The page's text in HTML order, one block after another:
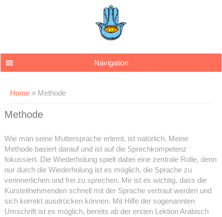
Navigation
Home » Methode
Methode
Wie man seine Muttersprache erlernt, ist natürlich. Meine
Methode basiert darauf und ist auf die Sprechkompetenz
fokussiert. Die Wiederholung spielt dabei eine zentrale Rolle, denn
nur durch die Wiederholung ist es möglich, die Sprache zu
verinnerlichen und frei zu sprechen. Mir ist es wichtig, dass die
Kursteilnehmenden schnell mit der Sprache vertraut werden und
sich korrekt ausdrücken können. Mit Hilfe der sogenannten
Umschrift ist es möglich, bereits ab der ersten Lektion Arabisch